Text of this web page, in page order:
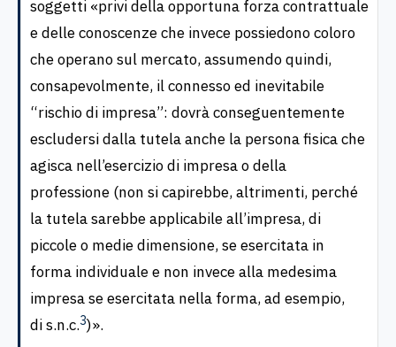
soggetti «privi della opportuna forza contrattuale
e delle conoscenze che invece possiedono coloro
che operano sul mercato, assumendo quindi,
consapevolmente, il connesso ed inevitabile
“rischio di impresa”: dovrà conseguentemente
escludersi dalla tutela anche la persona fisica che
agisca nell’esercizio di impresa o della
professione (non si capirebbe, altrimenti, perché
la tutela sarebbe applicabile all’impresa, di
piccole o medie dimensione, se esercitata in
forma individuale e non invece alla medesima
impresa se esercitata nella forma, ad esempio,
di s.n.c.3)».